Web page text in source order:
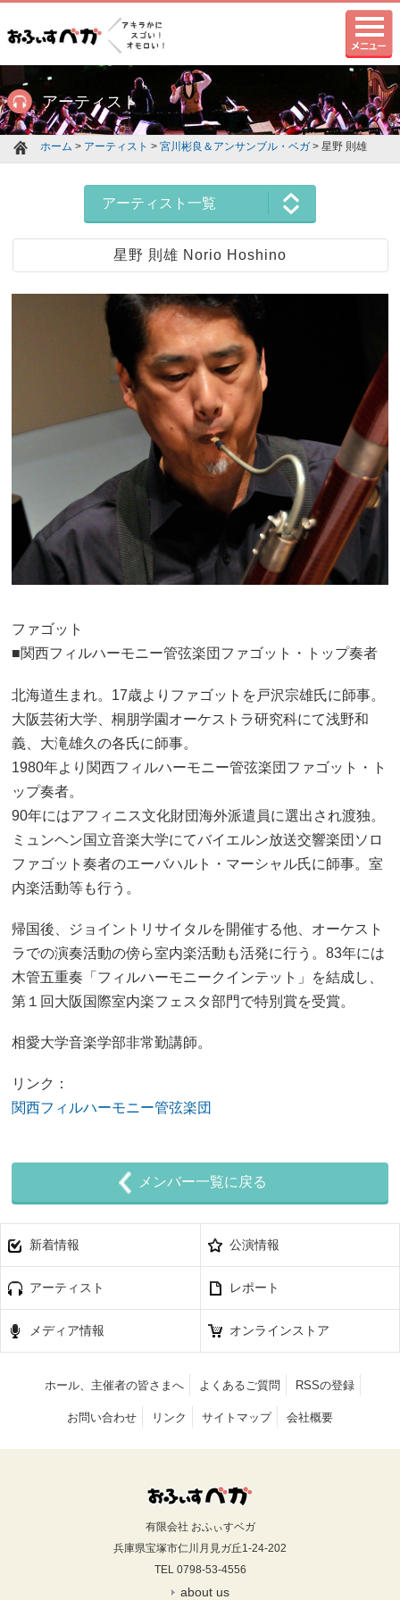
アーティスト
ホーム > アーティスト > 宮川彬良＆アンサンブル・ベガ > 星野 則雄
アーティスト一覧
星野 則雄 Norio Hoshino
ファゴット
■関西フィルハーモニー管弦楽団ファゴット・トップ奏者
北海道生まれ。17歳よりファゴットを戸沢宗雄氏に師事。
大阪芸術大学、桐朋学園オーケストラ研究科にて浅野和
義、大滝雄久の各氏に師事。
1980年より関西フィルハーモニー管弦楽団ファゴット・ト
ップ奏者。
90年にはアフィニス文化財団海外派遣員に選出され渡独。
ミュンヘン国立音楽大学にてバイエルン放送交響楽団ソロ
ファゴット奏者のエーバハルト・マーシャル氏に師事。室
内楽活動等も行う。
帰国後、ジョイントリサイタルを開催する他、オーケスト
ラでの演奏活動の傍ら室内楽活動も活発に行う。83年には
木管五重奏「フィルハーモニークインテット」を結成し、
第１回大阪国際室内楽フェスタ部門で特別賞を受賞。
相愛大学音楽学部非常勤講師。
リンク：
関西フィルハーモニー管弦楽団
メンバー一覧に戻る
新着情報 公演情報
アーティスト レポート
メディア情報 オンラインストア
ホール、主催者の皆さまへ よくあるご質問 RSSの登録
お問い合わせ リンク サイトマップ 会社概要
有限会社 おふぃすベガ
兵庫県宝塚市仁川月見ガ丘1-24-202
TEL 0798-53-4556
about us